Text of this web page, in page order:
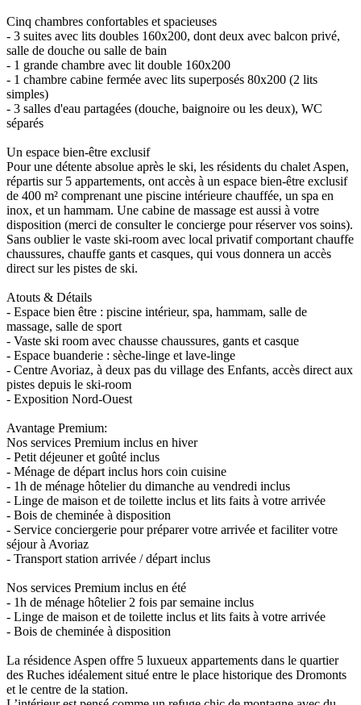
Cinq chambres confortables et spacieuses
- 3 suites avec lits doubles 160x200, dont deux avec balcon privé,
salle de douche ou salle de bain
- 1 grande chambre avec lit double 160x200
- 1 chambre cabine fermée avec lits superposés 80x200 (2 lits
simples)
- 3 salles d'eau partagées (douche, baignoire ou les deux), WC
séparés
Un espace bien-être exclusif
Pour une détente absolue après le ski, les résidents du chalet Aspen,
répartis sur 5 appartements, ont accès à un espace bien-être exclusif
de 400 m² comprenant une piscine intérieure chauffée, un spa en
inox, et un hammam. Une cabine de massage est aussi à votre
disposition (merci de consulter le concierge pour réserver vos soins).
Sans oublier le vaste ski-room avec local privatif comportant chauffe
chaussures, chauffe gants et casques, qui vous donnera un accès
direct sur les pistes de ski.
Atouts & Détails
- Espace bien être : piscine intérieur, spa, hammam, salle de
massage, salle de sport
- Vaste ski room avec chausse chaussures, gants et casque
- Espace buanderie : sèche-linge et lave-linge
- Centre Avoriaz, à deux pas du village des Enfants, accès direct aux
pistes depuis le ski-room
- Exposition Nord-Ouest
Avantage Premium:
Nos services Premium inclus en hiver
- Petit déjeuner et goûté inclus
- Ménage de départ inclus hors coin cuisine
- 1h de ménage hôtelier du dimanche au vendredi inclus
- Linge de maison et de toilette inclus et lits faits à votre arrivée
- Bois de cheminée à disposition
- Service conciergerie pour préparer votre arrivée et faciliter votre
séjour à Avoriaz
- Transport station arrivée / départ inclus
Nos services Premium inclus en été
- 1h de ménage hôtelier 2 fois par semaine inclus
- Linge de maison et de toilette inclus et lits faits à votre arrivée
- Bois de cheminée à disposition
La résidence Aspen offre 5 luxueux appartements dans le quartier
des Ruches idéalement situé entre le place historique des Dromonts
et le centre de la station.